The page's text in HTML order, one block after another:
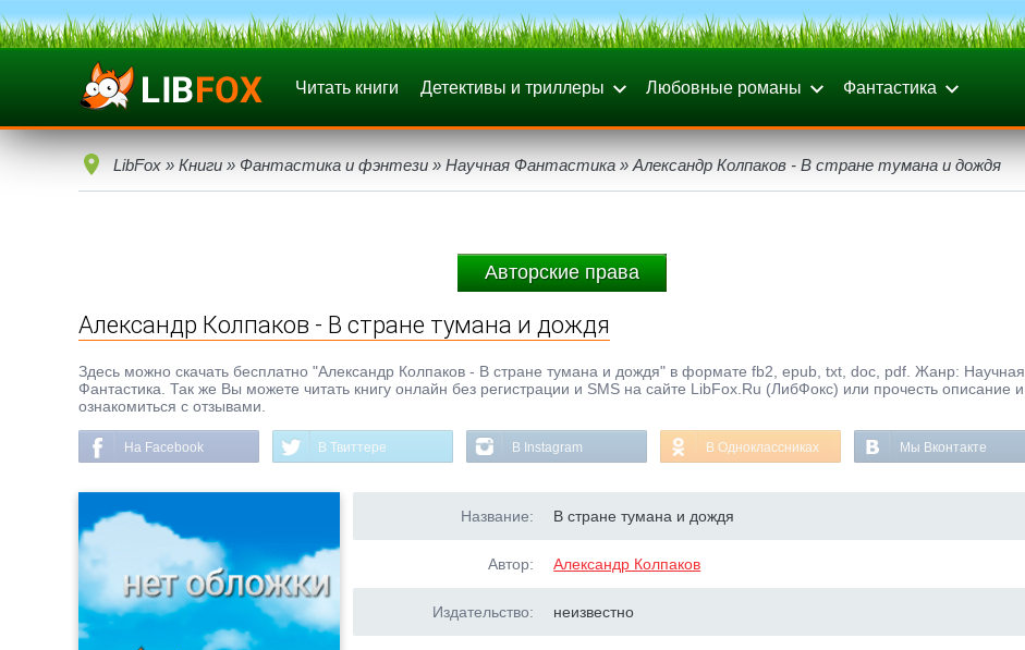
Читать книги Детективы и триллеры Любовные романы Фантастика
LibFox » Книги » Фантастика и фэнтези » Научная Фантастика » Александр Колпаков - В стране тумана и дождя
Авторские права
Александр Колпаков - В стране тумана и дождя
Здесь можно скачать бесплатно "Александр Колпаков - В стране тумана и дождя" в формате fb2, epub, txt, doc, pdf. Жанр: Научная
Фантастика. Так же Вы можете читать книгу онлайн без регистрации и SMS на сайте LibFox.Ru (ЛибФокс) или прочесть описание и
ознакомиться с отзывами.
На Facebook В Твиттере В Instagram В Одноклассниках Мы Вконтакте
Название: В стране тумана и дождя
Автор: Александр Колпаков
Издательство: неизвестно